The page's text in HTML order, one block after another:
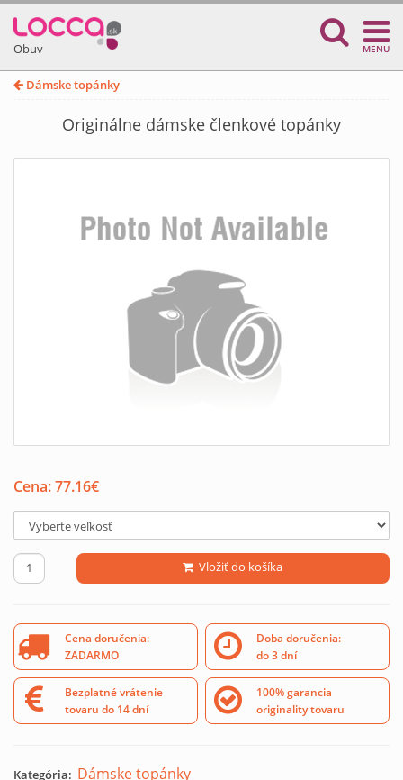
Obuv MENU
Dámske topánky
Originálne dámske členkové topánky
Cena:77.16€
Vložiť do košíka
Cena doručenia:
ZADARMO
Doba doručenia:
do 3 dní
Bezplatné vrátenie
tovaru do 14 dní
100% garancia
originality tovaru
Kategória: Dámske topánky